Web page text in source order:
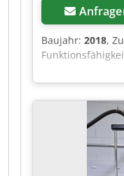
Baujahr: 2018,
Achsen:3,
(3-Achs-CNC)
2018
CNC“, Projekt
Forschungs-